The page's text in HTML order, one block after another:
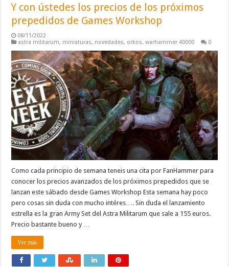
Y con ústedes los precios de los próximos
prepedidos de Games Workshop
08/11/2022
astra militarum, miniaturas, novedades, orkos,warhammer 40000 0
Como cada principio de semana teneis una cita por FanHammer para
conocer los precios avanzados de los próximos prepedidos que se
lanzan este sábado desde Games Workshop Esta semana hay poco
pero cosas sin duda con mucho intéres…. Sin duda el lanzamiento
estrella es la gran Army Set del Astra Militarum que sale a 155 euros.
Precio bastante bueno y …
Ver más